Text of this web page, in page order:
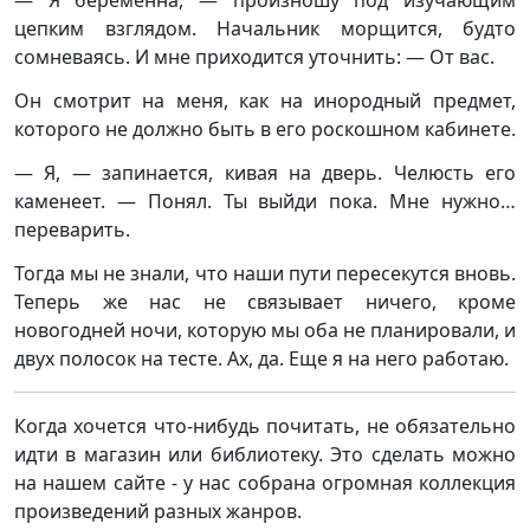
цепким взглядом. Начальник морщится, будто
сомневаясь. И мне приходится уточнить: — От вас.
Он смотрит на меня, как на инородный предмет,
которого не должно быть в его роскошном кабинете.
— Я, — запинается, кивая на дверь. Челюсть его
каменеет. — Понял. Ты выйди пока. Мне нужно…
переварить.
Тогда мы не знали, что наши пути пересекутся вновь.
Теперь же нас не связывает ничего, кроме
новогодней ночи, которую мы оба не планировали, и
двух полосок на тесте. Ах, да. Еще я на него работаю.
Когда хочется что-нибудь почитать, не обязательно
идти в магазин или библиотеку. Это сделать можно
на нашем сайте - у нас собрана огромная коллекция
произведений разных жанров.